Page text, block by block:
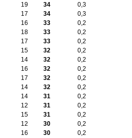
19 34 0,3
17 34 0,3
16 33 0,2
18 33 0,2
17 33 0,2
15 32 0,2
14 32 0,2
16 32 0,2
17 32 0,2
14 32 0,2
14 31 0,2
12 31 0,2
15 31 0,2
12 30 0,2
16 30 0,2